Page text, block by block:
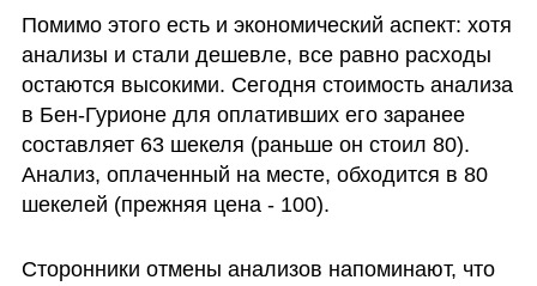
Помимо этого есть и экономический аспект: хотя
анализы и стали дешевле, все равно расходы
остаются высокими. Сегодня стоимость анализа
в Бен-Гурионе для оплативших его заранее
составляет 63 шекеля (раньше он стоил 80).
Анализ, оплаченный на месте, обходится в 80
шекелей (прежняя цена - 100).
Сторонники отмены анализов напоминают, что